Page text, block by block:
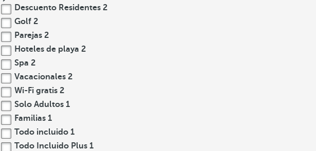
Descuento Residentes 2
Golf 2
Parejas 2
Hoteles de playa 2
Spa 2
Vacacionales 2
Wi-Fi gratis 2
Solo Adultos 1
Familias 1
Todo incluido 1
Todo Incluido Plus 1